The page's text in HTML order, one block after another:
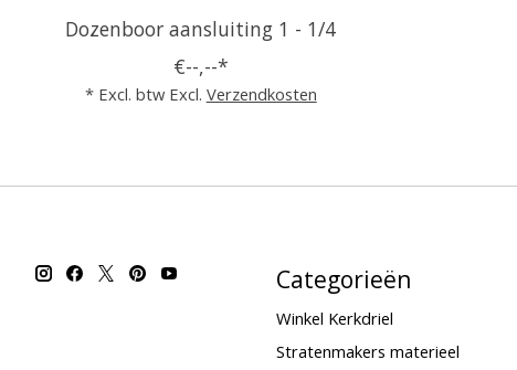
Dozenboor aansluiting 1 - 1/4
€--,--*
* Excl. btw Excl. Verzendkosten
Categorieën
Winkel Kerkdriel
Stratenmakers materieel